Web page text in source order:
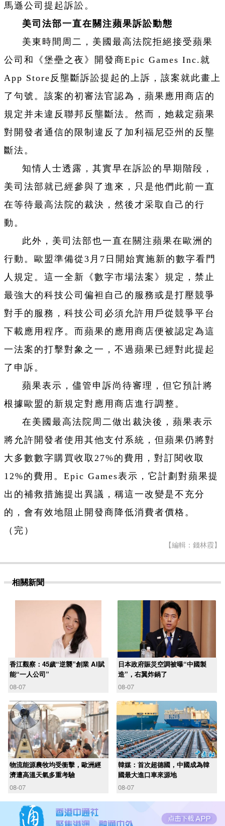
馬遜公司提起訴訟。
美司法部一直在關注蘋果訴訟動態
美東時間周二，美國最高法院拒絕接受蘋果
公司和《堡壘之夜》開發商Epic Games Inc.就
App Store反壟斷訴訟提起的上訴，該案就此畫上
了句號。該案的初審法官認為，蘋果應用商店的
規定并未違反聯邦反壟斷法。然而，她裁定蘋果
對開發者通信的限制違反了加利福尼亞州的反壟
斷法。
知情人士透露，其實早在訴訟的早期階段，
美司法部就已經參與了進來，只是他們此前一直
在等待最高法院的裁決，然後才采取自己的行
動。
此外，美司法部也一直在關注蘋果在歐洲的
行動。歐盟準備從3月7日開始實施新的數字看門
人規定。這一全新《數字市場法案》規定，禁止
最強大的科技公司偏袒自己的服務或是打壓競爭
對手的服務，科技公司必須允許用戶從競爭平台
下載應用程序。而蘋果的應用商店便被認定為這
一法案的打擊對象之一，不過蘋果已經對此提起
了申訴。
蘋果表示，儘管申訴尚待審理，但它預計將
根據歐盟的新規定對應用商店進行調整。
在美國最高法院周二做出裁決後，蘋果表示
將允許開發者使用其他支付系統，但蘋果仍將對
大多數數字購買收取27%的費用，對訂閱收取
12%的費用。Epic Games表示，它計劃對蘋果提
出的補救措施提出異議，稱這一改變是不充分
的，會有效地阻止開發商降低消費者價格。
（完）
【編輯：錢林霞】
相關新聞
香江觀察：45歲“逆襲”創業 AI賦
能“一人公司”
08-07
日本政府賑災空調被曝“中國製
造”，右翼炸鍋了
08-07
物流能源農牧均受衝擊，歐洲經
濟遭高溫天氣多重考驗
08-07
韓媒：首次超德國，中國成為韓
國最大進口車來源地
08-07